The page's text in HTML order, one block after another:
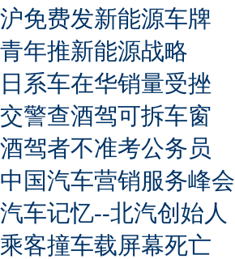
沪免费发新能源车牌
青年推新能源战略
日系车在华销量受挫
交警查酒驾可拆车窗
酒驾者不准考公务员
中国汽车营销服务峰会
汽车记忆--北汽创始人
乘客撞车载屏幕死亡